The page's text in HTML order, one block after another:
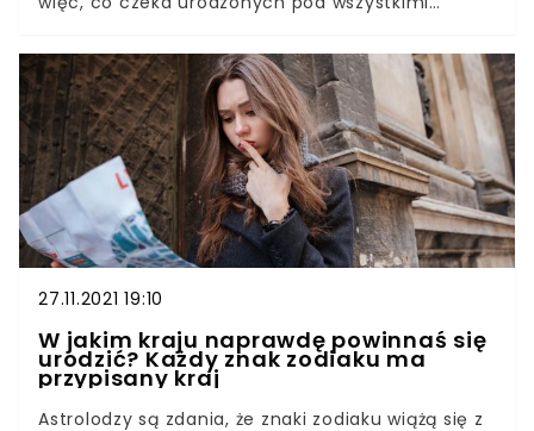
pewnością okaże się zaś horoskop.
27.11.2021 19:10
W jakim kraju naprawdę powinnaś się
urodzić? Każdy znak zodiaku ma
przypisany kraj
Astrolodzy są zdania, że znaki zodiaku wiążą się z